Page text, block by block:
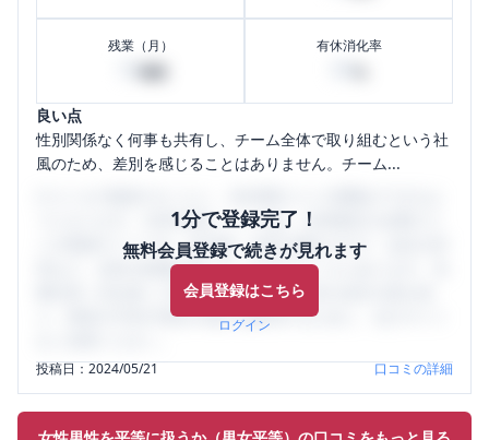
残業（月） 有休消化率
良い点
性別関係なく何事も共有し、チーム全体で取り組むという社
風のため、差別を感じることはありません。チーム...
1分で登録完了！
無料会員登録で続きが見れます
会員登録はこちら
ログイン
うになります。SHEHUB(シーハブ)は、女性限定の企業口コ
ミの投稿サイトです。給与面・女性の働きやすさ・会社の評
判など、女性の転職は気にすべき点がたくさんあります。先
輩社員（元社員）の口コミを通して、本当の会社の姿を知
り、将来の不安や現在の悩みを解消するために、ぜひサイト
投稿日：2024/05/21 口コミの詳細